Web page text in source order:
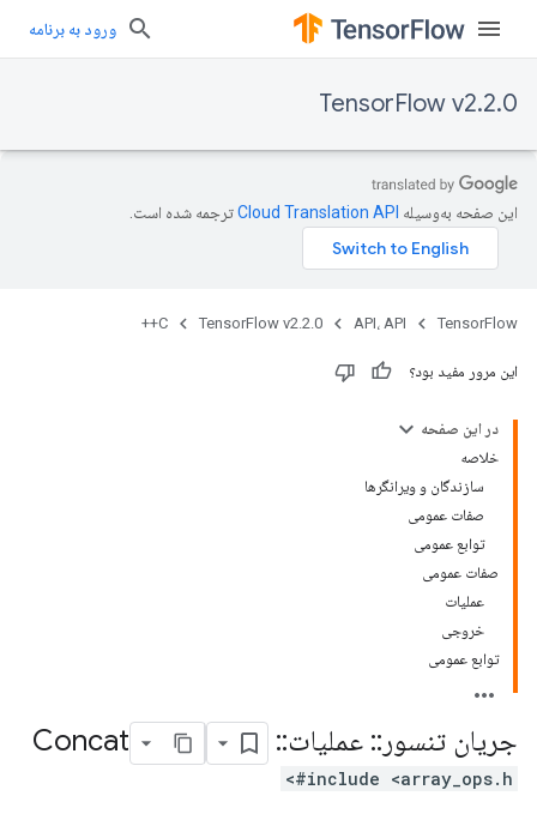
ورود به برنامه
TensorFlow v2.2.0
این صفحه به‌وسیله ترجمه شده است.
TensorFlow API، API TensorFlow v2.2.0
C++
این مرور مفید بود؟
در این صفحه
خلاصه
سازندگان و ویرانگرها
صفات عمومی
توابع عمومی
صفات عمومی
عملیات
خروجی
توابع عمومی
جریان تنسور :: عملیات::
#include <array_ops.h>